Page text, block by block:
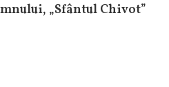
„Sfântul Chivot”